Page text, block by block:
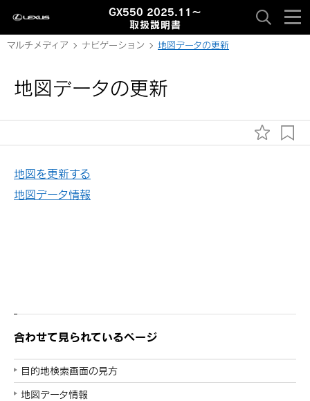
GX550 2025.11～
取扱説明書
マルチメディア ナビゲーション 地図データの更新
地図データの更新
地図を更新する
地図データ情報
合わせて見られているページ
目的地検索画面の見方
地図データ情報